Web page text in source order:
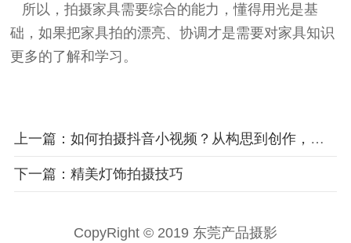
所以，拍摄家具需要综合的能力，懂得用光是基
础，如果把家具拍的漂亮、协调才是需要对家具知识
更多的了解和学习。
上一篇：如何拍摄抖音小视频？从构思到创作，教你写出满分脚本
下一篇：精美灯饰拍摄技巧
CopyRight © 2019 东莞产品摄影